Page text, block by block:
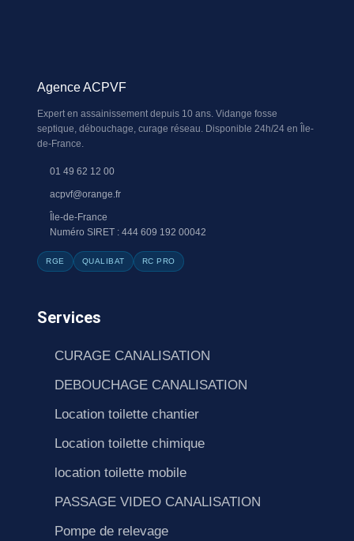
Agence ACPVF
Expert en assainissement depuis 10 ans. Vidange fosse
septique, débouchage, curage réseau. Disponible 24h/24 en Île-
de-France.
01 49 62 12 00
acpvf@orange.fr
Île-de-France
Numéro SIRET : 444 609 192 00042
RGE QUALIBAT RC PRO
Services
CURAGE CANALISATION
DEBOUCHAGE CANALISATION
Location toilette chantier
Location toilette chimique
location toilette mobile
PASSAGE VIDEO CANALISATION
Pompe de relevage